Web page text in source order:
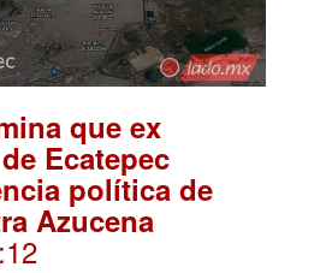
que ex
Ecatepec
política de
Azucena